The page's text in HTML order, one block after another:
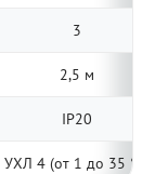
3
2,5 м
IP20
УХЛ 4 (от 1 до 35 °С)